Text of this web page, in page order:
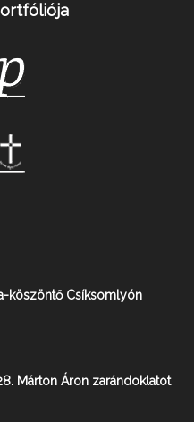
köszöntő Csíksomlyón
Márton Áron zarándoklatot